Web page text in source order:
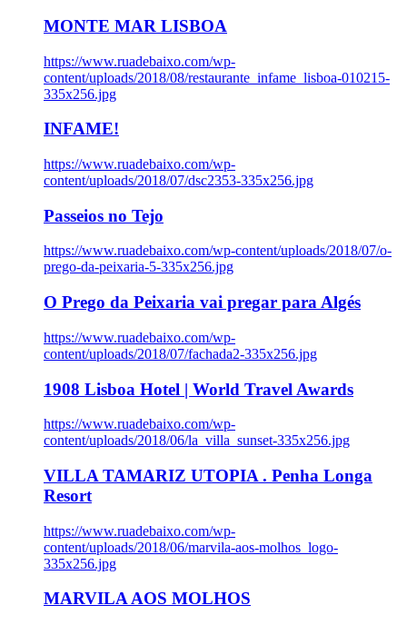
MONTE MAR LISBOA
https://www.ruadebaixo.com/wp-
content/uploads/2018/08/restaurante_infame_lisboa-010215-
335x256.jpg
INFAME!
https://www.ruadebaixo.com/wp-
content/uploads/2018/07/dsc2353-335x256.jpg
Passeios no Tejo
https://www.ruadebaixo.com/wp-content/uploads/2018/07/o-
prego-da-peixaria-5-335x256.jpg
O Prego da Peixaria vai pregar para Algés
https://www.ruadebaixo.com/wp-
content/uploads/2018/07/fachada2-335x256.jpg
1908 Lisboa Hotel | World Travel Awards
https://www.ruadebaixo.com/wp-
content/uploads/2018/06/la_villa_sunset-335x256.jpg
VILLA TAMARIZ UTOPIA . Penha Longa
Resort
https://www.ruadebaixo.com/wp-
content/uploads/2018/06/marvila-aos-molhos_logo-
335x256.jpg
MARVILA AOS MOLHOS